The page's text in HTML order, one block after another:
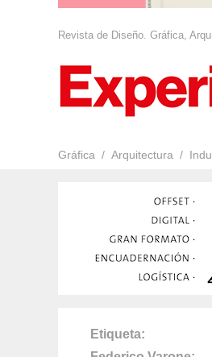
Revista de Diseño. Gráfica,
Gráfica Arquitectura
Etiqueta